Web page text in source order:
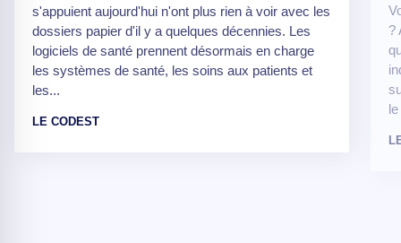
s'appuient aujourd'hui n'ont plus rien à voir avec les
dossiers papier d'il y a quelques décennies. Les
logiciels de santé prennent désormais en charge
les systèmes de santé, les soins aux patients et
les...
LE CODEST
?